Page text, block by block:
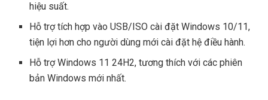
hiệu suất.
Hỗ trợ tích hợp vào USB/ISO cài đặt Windows 10/11,
tiện lợi hơn cho người dùng mới cài đặt hệ điều hành.
Hỗ trợ Windows 11 24H2, tương thích với các phiên
bản Windows mới nhất.